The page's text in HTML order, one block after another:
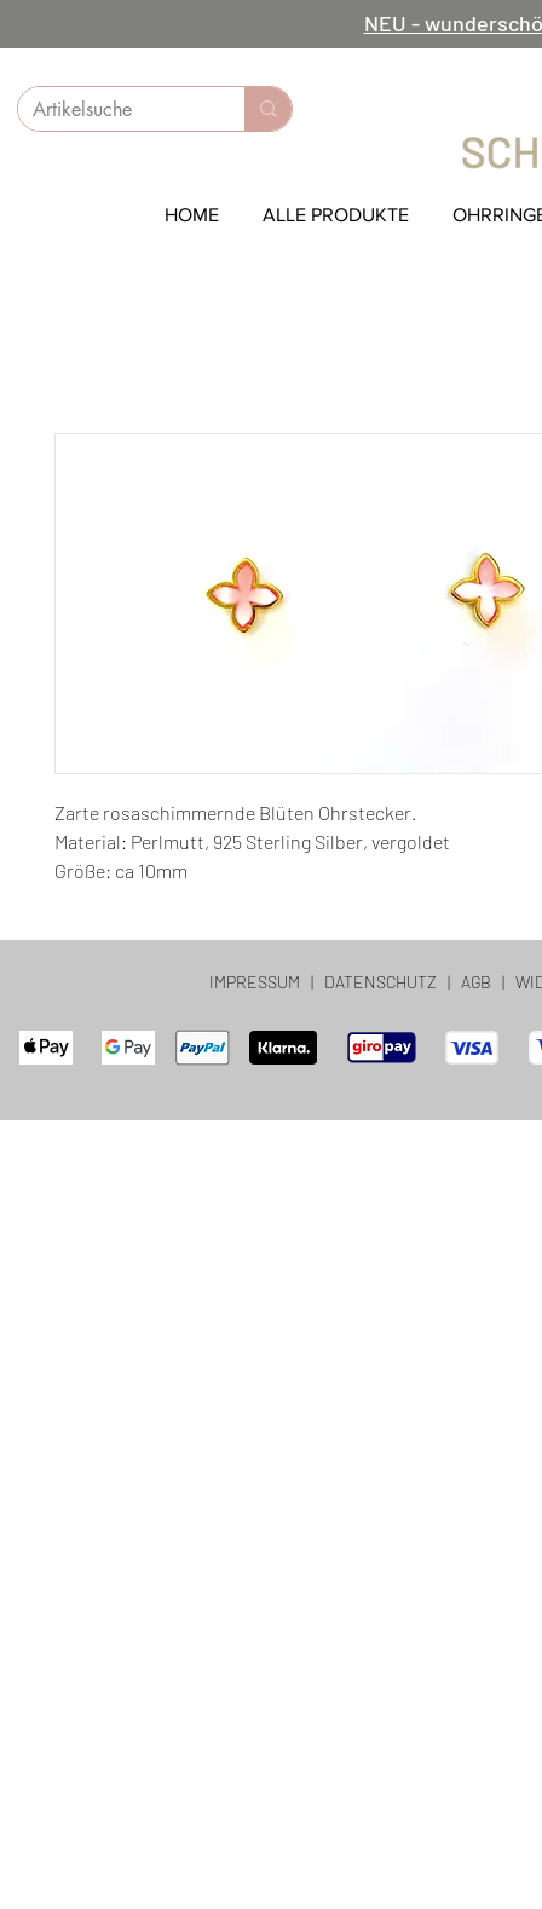
NEU -
HOME ALLE PRODUKTE
Zarte rosaschimmernde Blüten Ohrstecker.
Material: Perlmutt, 925 Sterling Silber, vergoldet
Größe: ca 10mm
IMPRESSUM | DATENSCHUTZ | AGB |